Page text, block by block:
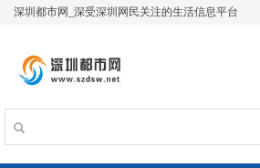
深圳都市网_深受深圳网民关注的生活信息平台